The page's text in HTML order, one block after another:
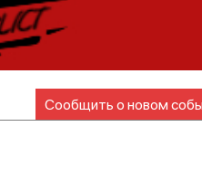
Сообщить о новом